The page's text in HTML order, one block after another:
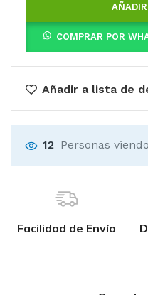
COMPRAR POR
Añadir a lista de
12 Personas
Facilidad de Envío